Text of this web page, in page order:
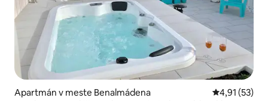
Apartmán v meste Benalmádena Priemerné
4,91 (53)